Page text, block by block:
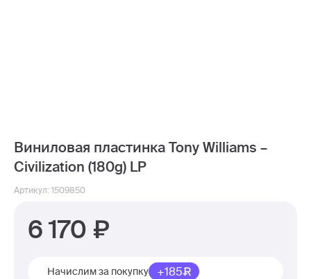
Виниловая пластинка Tony Williams –
Civilization (180g) LP
Артикул: 1509850
6 170
Начислим за покупку +185